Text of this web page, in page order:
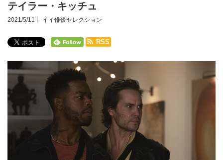
テイラー・キッチュ
2021/5/11 イイ俳優セレクション
RSS